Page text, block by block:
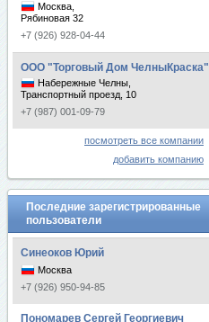
Москва,
Рябиновая 32
+7 (926) 928-04-44
ООО "Торговый Дом ЧелныКраска"
Набережные Челны,
Транспортный проезд, 10
+7 (987) 001-09-79
посмотреть все компании
добавить компанию
Последние зарегистрированные
пользователи
Синеоков Юрий
Москва
+7 (926) 950-94-85
Пономарев Сергей Георгиевич